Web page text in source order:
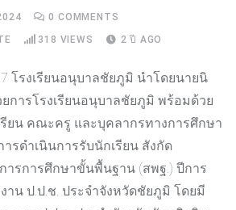
0 COMMENTS
318 VIEWS 2 ปี AGO
โรงเรียนอนุบาลชัยภูมิ นำโดยนายนิ
การโรงเรียนอนุบาลชัยภูมิ พร้อมด้วย
รียน คณะครู และบุคลากรทางการศึกษา
รดำเนินการรับนักเรียน สังกัด
รการศึกษาขั้นพื้นฐาน (สพฐ.) ปีการ
าน ป.ป.ช. ประจำจังหวัดชัยภูมิ โดยมี